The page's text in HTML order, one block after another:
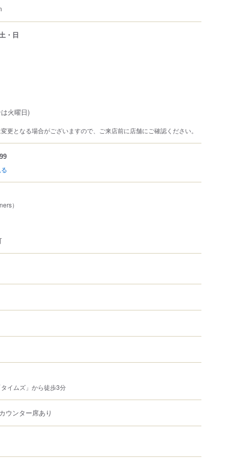
・日
火曜日)
更となる場合がございますので、ご来店前に店舗にご確認ください。
）
イムズ」から徒歩3分
ウンター席あり